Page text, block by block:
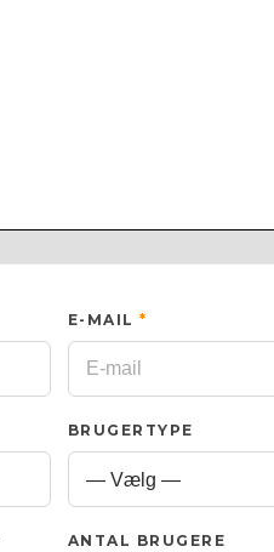
E-MAIL *
BRUGERTYPE
ANTAL BRUGERE